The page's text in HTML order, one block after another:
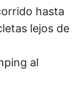
hasta
lejos de
al